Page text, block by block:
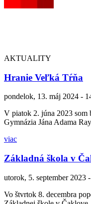
AKTUALITY
Hranie Veľká Tŕňa
pondelok, 13. máj 2024 -
V piatok 2. júna 2023
Gymnázia Jána Adama
viac
Základná škola v
utorok, 5. september 2023
Vo štvrtok 8. decembra